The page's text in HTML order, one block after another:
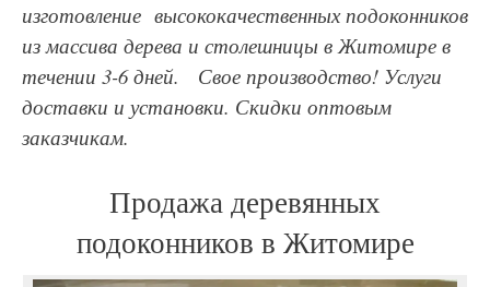
изготовление высококачественных подоконников
из массива дерева и столешницы в Житомире в
течении 3-6 дней. Свое производство! Услуги
доставки и установки. Скидки оптовым
заказчикам.
Продажа деревянных
подоконников в Житомире